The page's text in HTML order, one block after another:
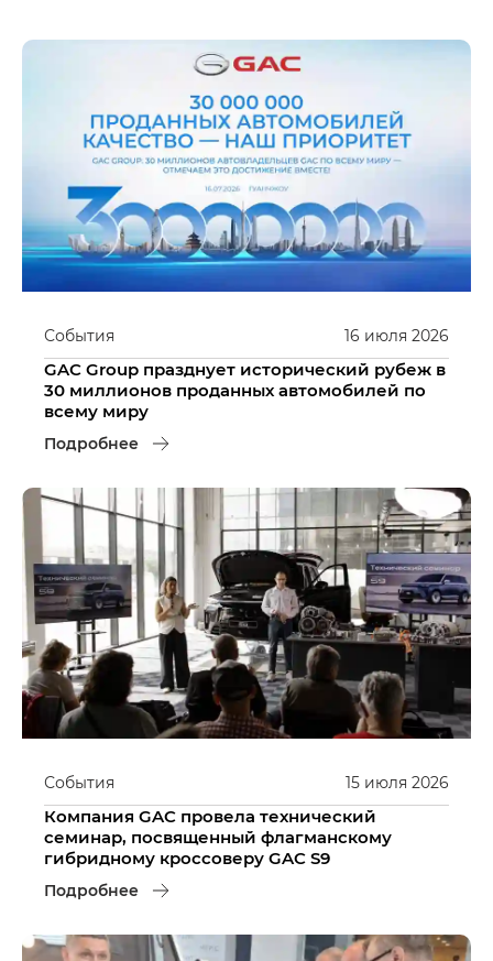
16 июля 2026
События
GAC Group празднует исторический рубеж в
30 миллионов проданных автомобилей по
всему миру
Подробнее
15 июля 2026
События
Компания GAC провела технический
семинар, посвященный флагманскому
гибридному кроссоверу GAC S9
Подробнее